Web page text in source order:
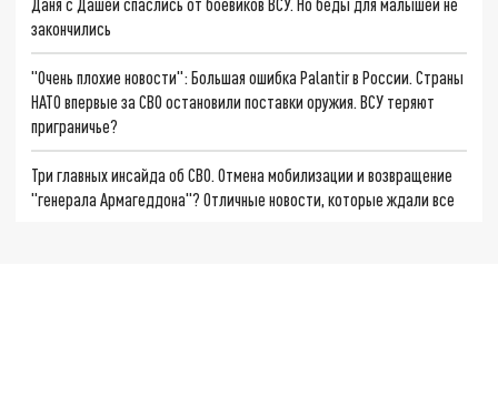
закончились
"Очень плохие новости": Большая ошибка Palantir в России. Страны
НАТО впервые за СВО остановили поставки оружия. ВСУ теряют
приграничье?
Три главных инсайда об СВО. Отмена мобилизации и возвращение
"генерала Армагеддона"? Отличные новости, которые ждали все